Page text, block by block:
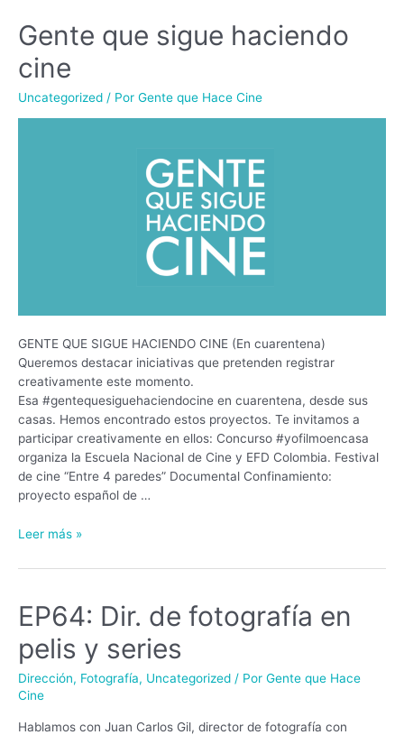
Gente que sigue haciendo
cine
Uncategorized / Por Gente que Hace Cine
GENTE QUE SIGUE HACIENDO CINE (En cuarentena)
Queremos destacar iniciativas que pretenden registrar
creativamente este momento.
Esa #gentequesiguehaciendocine en cuarentena, desde sus
casas. Hemos encontrado estos proyectos. Te invitamos a
participar creativamente en ellos: Concurso #yofilmoencasa
organiza la Escuela Nacional de Cine y EFD Colombia. Festival
de cine “Entre 4 paredes” Documental Confinamiento:
proyecto español de …
Gente
que
sigue
cine
Leer más »
EP64: Dir. de fotografía en
pelis y series
Dirección, Fotografía, Uncategorized / Por Gente que Hace
Cine
Hablamos con Juan Carlos Gil, director de fotografía con